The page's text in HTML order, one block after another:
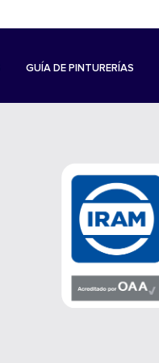
GUÍA DE PINTURERÍAS